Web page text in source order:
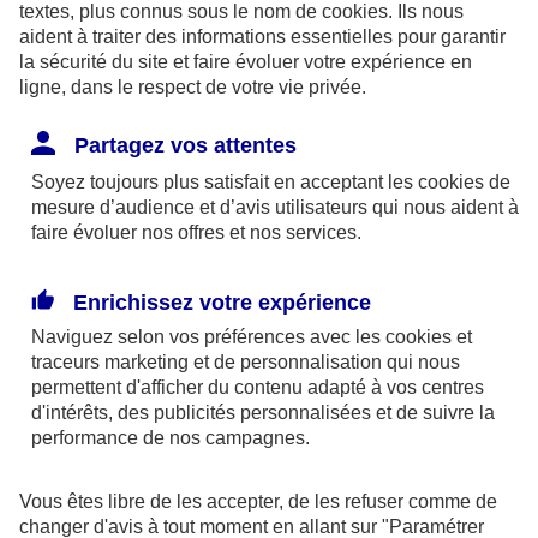
sont de 1,875 % du bénéfice imposable limité à 8
fois le PASS ou si plus favorable, 2,5 % du PASS.
Madelin,
(sauf quelques cas exceptionnels) et la sortie se fait
obligatoirementen rente(sauf exceptions).
En outre, à la retraite, la rente perçue chaque
année, sera imposable dans la catégorie des
pensions. Elle supporte également des
prélèvements sociaux aux taux en vigueur au jour
textes, plus connus sous le nom de cookies. Ils nous
aident à traiter des informations essentielles pour garantir
la sécurité du site et faire évoluer votre expérience en
ligne, dans le respect de votre vie privée.
Partagez vos attentes
Soyez toujours plus satisfait en acceptant les cookies de
mesure d’audience et d’avis utilisateurs qui nous aident à
faire évoluer nos offres et nos services.
Enrichissez votre expérience
Naviguez selon vos préférences avec les cookies et
traceurs marketing et de personnalisation qui nous
permettent d'afficher du contenu adapté à vos centres
d'intérêts, des publicités personnalisées et de suivre la
performance de nos campagnes.
Vous êtes libre de les accepter, de les refuser comme de
changer d'avis à tout moment en allant sur "Paramétrer